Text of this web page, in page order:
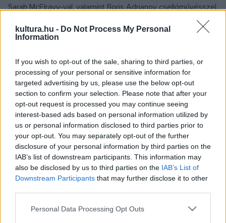
kultura.hu - Do Not Process My Personal
Information
If you wish to opt-out of the sale, sharing to third parties, or
processing of your personal or sensitive information for
targeted advertising by us, please use the below opt-out
section to confirm your selection. Please note that after your
opt-out request is processed you may continue seeing
interest-based ads based on personal information utilized by
us or personal information disclosed to third parties prior to
your opt-out. You may separately opt-out of the further
disclosure of your personal information by third parties on the
IAB’s list of downstream participants. This information may
also be disclosed by us to third parties on the IAB’s List of
Downstream Participants that may further disclose it to other
Please note that this website/app uses one or more Google
Personal Data Processing Opt Outs
Sarah McElravy-val, valamint Boris Adrianov csellóművésszel.
Juan Diego Flórez dalestjén szeptember 16-án Schubert-
művei csendülnek fel, valamint dél-amerikai slágerek,
amelyeket az operaénekes saját gitárkísérettel ad elő.
Szeptember 17-én a francia gitárművész Biréli Lagrene
zenekara, a Biréli Lagrene Quartet & Friends, valamint a
Janoska Ensemble fellépése Django Reinhardt emléke előtt
tiszteleg.
Szeptember 18-án matinékoncertet ad
A Chamber Orchestra of Europe közreműködésével Haydn